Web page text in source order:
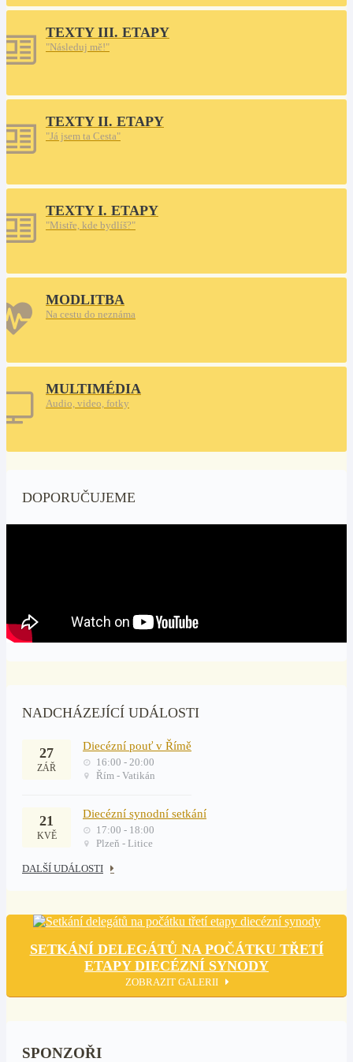
TEXTY III. ETAPY
"Následuj mě!"
TEXTY II. ETAPY
"Já jsem ta Cesta"
TEXTY I. ETAPY
"Mistře, kde bydlíš?"
MODLITBA
Na cestu do neznáma
MULTIMÉDIA
Audio, video, fotky
DOPORUČUJEME
NADCHÁZEJÍCÍ UDÁLOSTI
27
ZÁŘ
Diecézní pouť v Římě
16:00 - 20:00
Řím - Vatikán
21
KVĚ
Diecézní synodní setkání
17:00 - 18:00
Plzeň - Litice
DALŠÍ UDÁLOSTI
SETKÁNÍ DELEGÁTŮ NA POČÁTKU TŘETÍ
ETAPY DIECÉZNÍ SYNODY
ZOBRAZIT GALERII
SPONZOŘI